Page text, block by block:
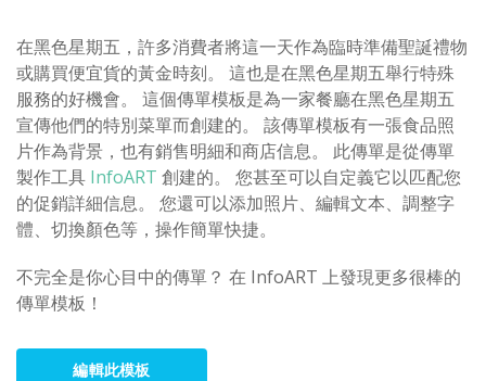
在黑色星期五，許多消費者將這一天作為臨時準備聖誕禮物
或購買便宜貨的黃金時刻。 這也是在黑色星期五舉行特殊
服務的好機會。 這個傳單模板是為一家餐廳在黑色星期五
宣傳他們的特別菜單而創建的。 該傳單模板有一張食品照
片作為背景，也有銷售明細和商店信息。 此傳單是從傳單
製作工具 InfoART 創建的。 您甚至可以自定義它以匹配您
的促銷詳細信息。 您還可以添加照片、編輯文本、調整字
體、切換顏色等，操作簡單快捷。
不完全是你心目中的傳單？ 在 InfoART 上發現更多很棒的
傳單模板！
編輯此模板